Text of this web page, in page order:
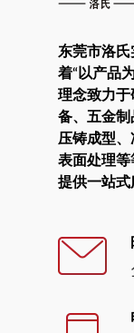
东莞市洛
着“以产品
理念致力
备、五金制
压铸成型、
表面处理
提供一站式